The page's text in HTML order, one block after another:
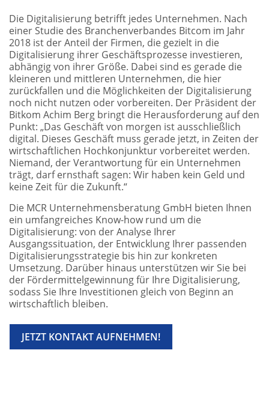
Die Digitalisierung betrifft jedes Unternehmen. Nach
einer Studie des Branchenverbandes Bitcom im Jahr
2018 ist der Anteil der Firmen, die gezielt in die
Digitalisierung ihrer Geschäftsprozesse investieren,
abhängig von ihrer Größe. Dabei sind es gerade die
kleineren und mittleren Unternehmen, die hier
zurückfallen und die Möglichkeiten der Digitalisierung
noch nicht nutzen oder vorbereiten. Der Präsident der
Bitkom Achim Berg bringt die Herausforderung auf den
Punkt: „Das Geschäft von morgen ist ausschließlich
digital. Dieses Geschäft muss gerade jetzt, in Zeiten der
wirtschaftlichen Hochkonjunktur vorbereitet werden.
Niemand, der Verantwortung für ein Unternehmen
trägt, darf ernsthaft sagen: Wir haben kein Geld und
keine Zeit für die Zukunft.“
Die MCR Unternehmensberatung GmbH bieten Ihnen
ein umfangreiches Know-how rund um die
Digitalisierung: von der Analyse Ihrer
Ausgangssituation, der Entwicklung Ihrer passenden
Digitalisierungsstrategie bis hin zur konkreten
Umsetzung. Darüber hinaus unterstützen wir Sie bei
der Fördermittelgewinnung für Ihre Digitalisierung,
sodass Sie Ihre Investitionen gleich von Beginn an
wirtschaftlich bleiben.
JETZT KONTAKT AUFNEHMEN!